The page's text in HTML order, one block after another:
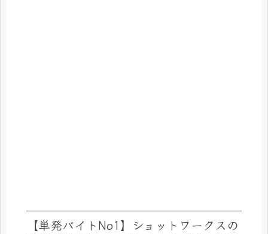
【単発バイトNo1】ショットワークスの